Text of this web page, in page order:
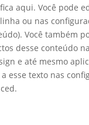
aqui. Você pode
ou nas
Você também
desse conteúdo
e até mesmo
esse texto nas